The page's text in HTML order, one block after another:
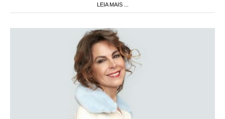
LEIA MAIS ...